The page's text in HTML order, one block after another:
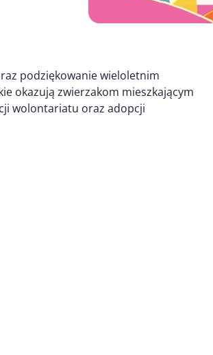
podziękowanie wieloletnim
okazują zwierzakom mieszkającym
wolontariatu oraz adopcji